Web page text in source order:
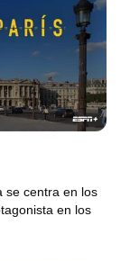
se centra en los
en los